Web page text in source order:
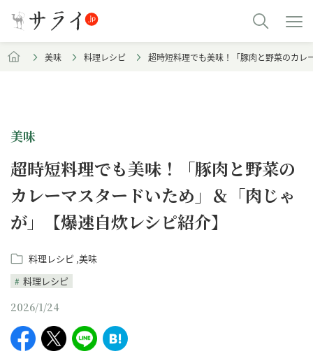
美味 料理レシピ 超時短料理でも美味！「豚肉と野菜のカ
美味
超時短料理でも美味！「豚肉と野菜の
カレーマスタードいため」＆「肉じゃ
が」【爆速自炊レシピ紹介】
料理レシピ 美味
料理レシピ
2026/1/24